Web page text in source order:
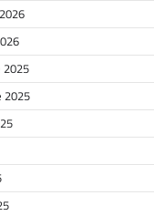
2025
2025